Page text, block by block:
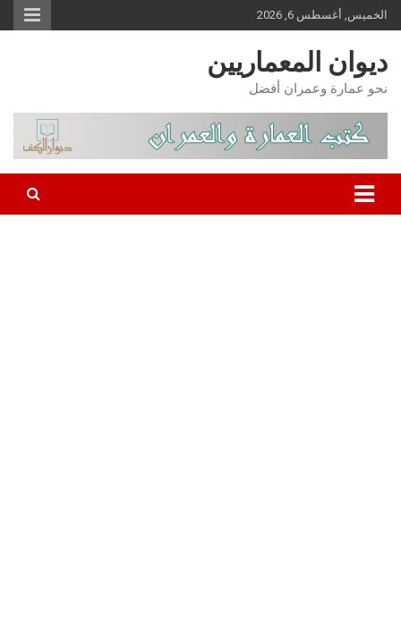
Skip
to
content
الخميس, أغسطس 6, 2026
ديوان المعماريين
نحو عمارة وعمران أفضل